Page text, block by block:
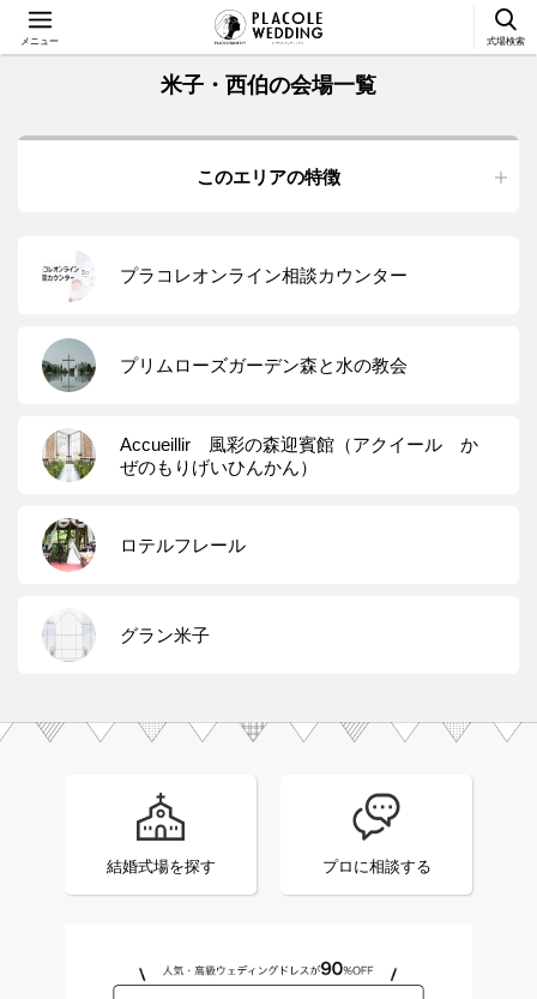
メニュー 式場検索
米子・西伯の会場一覧
このエリアの特徴
プラコレオンライン相談カウンター
プリムローズガーデン森と水の教会
Accueillir 風彩の森迎賓館（アクイール か
ぜのもりげいひんかん）
ロテルフレール
グラン米子
結婚式場を探す プロに相談する